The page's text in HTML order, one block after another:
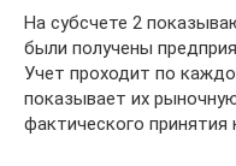
На субсчете 2
были получены
Учет проходит по
показывает их
фактического принятия